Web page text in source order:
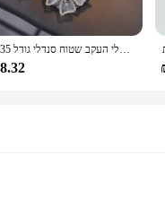
The lightweight
who value
קיץ בנות סנדלי אופנה פאייטים ריינסטון קשת בנות נסיכת נעלי תינוקת נעלי העקב שטוח סנדלי גודל 21-35